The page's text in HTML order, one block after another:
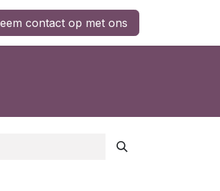
contact op met ons